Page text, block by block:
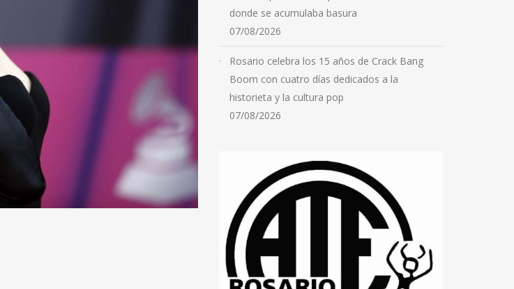
donde se acumulaba basura
07/08/2026
Rosario celebra los 15 años de Crack Bang
Boom con cuatro días dedicados a la
historieta y la cultura pop
07/08/2026